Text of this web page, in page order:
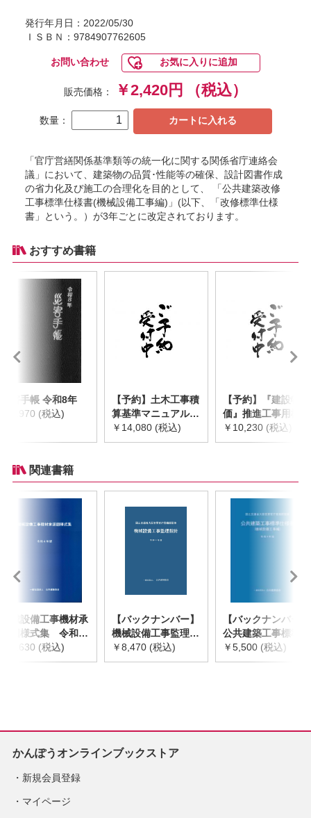
発行年月日：2022/05/30
ＩＳＢＮ：9784907762605
お問い合わせ お気に入りに追加
販売価格： ￥2,420円 （税込）
数量： カートに入れる
「官庁営繕関係基準類等の統一化に関する関係省庁連絡会
議」において、建築物の品質･性能等の確保、設計図書作成
の省力化及び施工の合理化を目的として、 「公共建築改修
工事標準仕様書(機械設備工事編)」(以下、「改修標準仕様
書」という。）が3年ごとに改定されております。
おすすめ書籍
災害手帳 令和8年
￥2,970 (税込)
【予約】土木工事積
算基準マニュアル
令和8年度版
※2026年8月下旬発
￥14,080 (税込)
【予約】『建設物
価』推進工事用機械
器具等基礎価格表
2026年度版
￥10,230 (税込)
関連書籍
機械設備工事機材承
諾図様式集 令和4
￥3,630 (税込)
【バックナンバー】
機械設備工事監理指
針 令和4年版
￥8,470 (税込)
【バックナンバー】
公共建築工事標準仕
様書(機械設備工事
編) 令和4年版 ※
￥5,500 (税込)
かんぽうオンラインブックストア
新規会員登録
マイページ